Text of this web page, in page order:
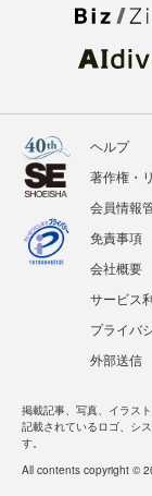
ヘルプ
著作権・
会員情報
免責事項
会社概要
サービス
プライバ
外部送信
掲載記事、写真、イラス
記載されているロゴ、シ
す。
All contents copyright ©